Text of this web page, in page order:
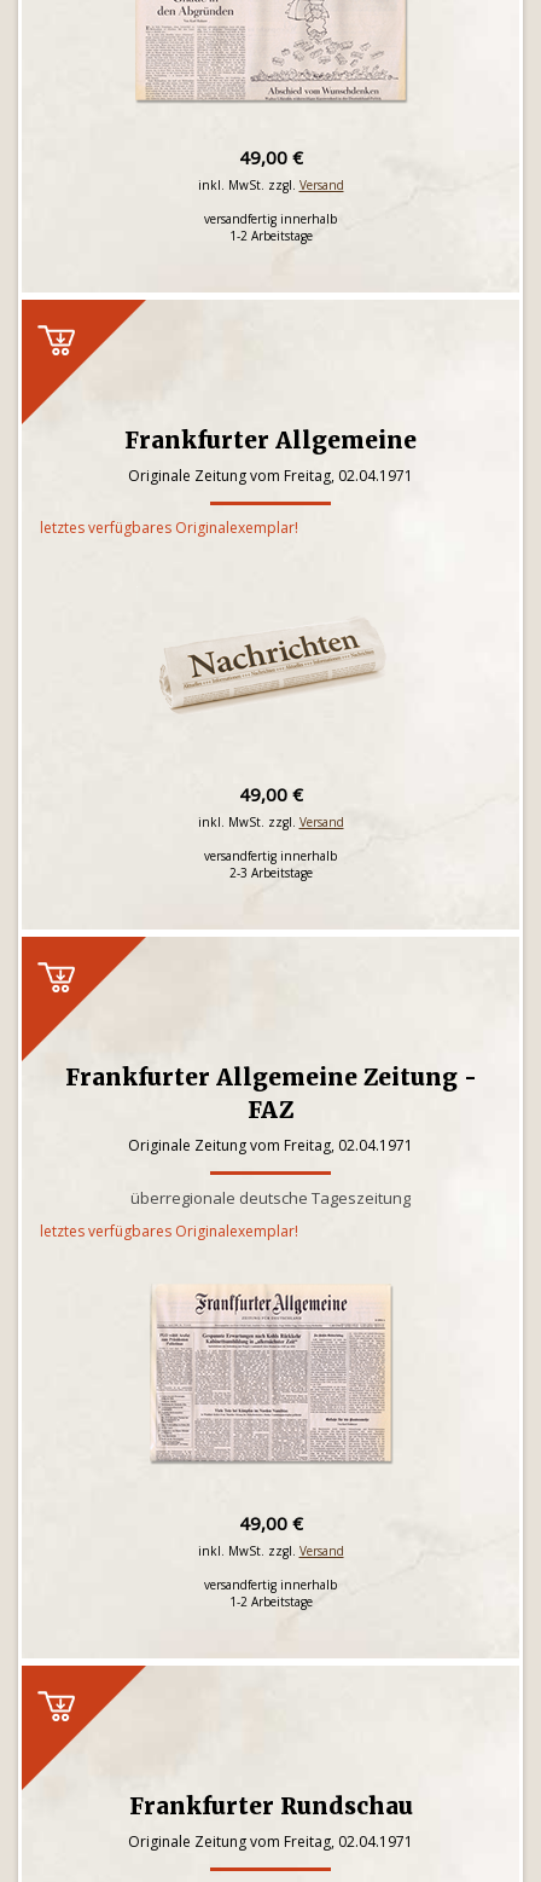
49,00 €
inkl. MwSt. zzgl. Versand
versandfertig innerhalb
1-2 Arbeitstage
Frankfurter Allgemeine
Originale Zeitung vom Freitag, 02.04.1971
letztes verfügbares Originalexemplar!
49,00 €
inkl. MwSt. zzgl. Versand
versandfertig innerhalb
2-3 Arbeitstage
Frankfurter Allgemeine Zeitung -
FAZ
Originale Zeitung vom Freitag, 02.04.1971
überregionale deutsche Tageszeitung
letztes verfügbares Originalexemplar!
49,00 €
inkl. MwSt. zzgl. Versand
versandfertig innerhalb
1-2 Arbeitstage
Frankfurter Rundschau
Originale Zeitung vom Freitag, 02.04.1971